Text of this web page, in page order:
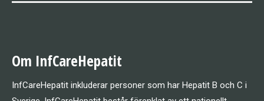
Om InfCareHepatit
InfCareHepatit inkluderar personer som har Hepatit B och C i